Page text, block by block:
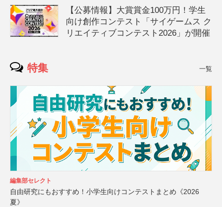
【公募情報】大賞賞金100万円！学生
向け創作コンテスト「サイゲームス ク
リエイティブコンテスト2026」が開催
特集 一覧
編集部セレクト
自由研究にもおすすめ！小学生向けコンテストまとめ《2026
夏》